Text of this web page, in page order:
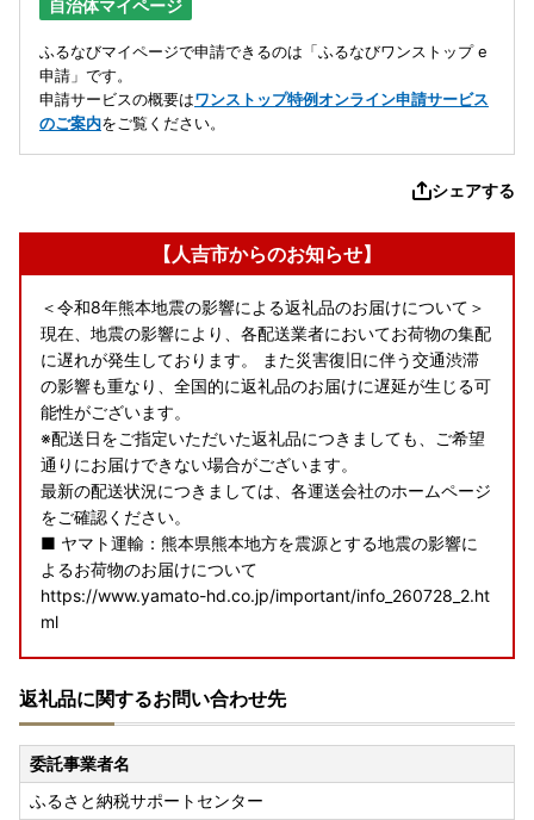
自治体マイページ
ふるなびマイページで申請できるのは「ふるなびワンストップ e
申請」です。
申請サービスの概要はワンストップ特例オンライン申請サービス
のご案内をご覧ください。
シェアする
【人吉市からのお知らせ】
＜令和8年熊本地震の影響による返礼品のお届けについて＞
現在、地震の影響により、各配送業者においてお荷物の集配
に遅れが発生しております。 また災害復旧に伴う交通渋滞
の影響も重なり、全国的に返礼品のお届けに遅延が生じる可
能性がございます。
※配送日をご指定いただいた返礼品につきましても、ご希望
通りにお届けできない場合がございます。
最新の配送状況につきましては、各運送会社のホームページ
をご確認ください。
■ ヤマト運輸：熊本県熊本地方を震源とする地震の影響に
よるお荷物のお届けについて
https://www.yamato-hd.co.jp/important/info_260728_2.ht
ml
https://www2.sagawa-exp.co.jp/information/detail/406/
■ 日本郵便（ゆうパック）：熊本県熊本地方を震源とする
地震の影響について
https://www.post.japanpost.jp/newsrelease/pressrelease/
返礼品に関するお問い合わせ先
委託事業者名
ふるさと納税サポートセンター